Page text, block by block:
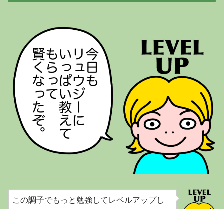
この調子でもっと勉強してレベルアップし